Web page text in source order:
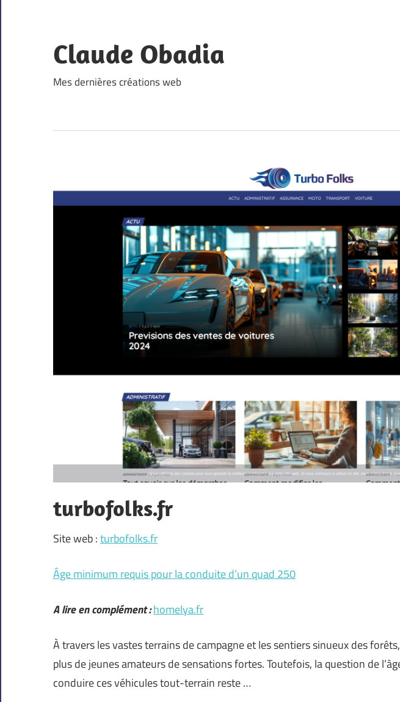
content
Claude Obadia
Mes dernières créations web
turbofolks.fr
Site web :turbofolks.fr
Âge minimum requis pour la conduite d’un quad 250
A lire en complément :homelya.fr
À travers les vastes terrains de campagne et les sentiers sinueux des
plus de jeunes amateurs de sensations fortes. Toutefois, la question de
conduire ces véhicules tout-terrain reste …